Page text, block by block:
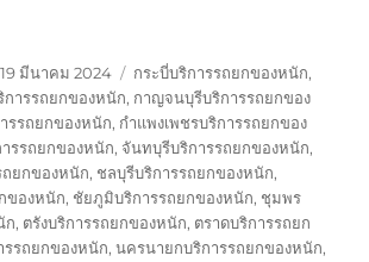
เขียน
เมื่อ
19 มีนาคม 2024
ป้าย
กำกับ
กระบี่บริการรถยกของหนัก,
การรถยกของหนัก, กาญจนบุรีบริการรถยกของ
รรถยกของหนัก, กำแพงเพชรบริการรถยกของ
รรถยกของหนัก, จันทบุรีบริการรถยกของหนัก,
ถยกของหนัก, ชลบุรีบริการรถยกของหนัก,
ของหนัก, ชัยภูมิบริการรถยกของหนัก, ชุมพร
ก, ตรังบริการรถยกของหนัก, ตราดบริการรถยก
รรถยกของหนัก,นครนายกบริการรถยกของหนัก,